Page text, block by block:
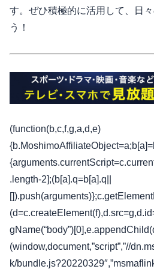
す。ぜひ積極的に活用して、日
う！
(function(b,c,f,g,a,d,e)
.length-2];(b[a].q=b[a].q||
(window,document,”script”,”//
k/